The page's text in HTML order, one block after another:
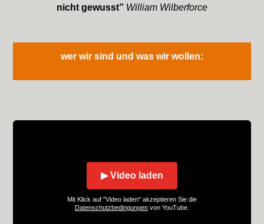
nicht gewusst” William Wilberforce
wer wir sind und was wir wollen:
▶ Video laden
Mit Klick auf "Video laden" akzeptieren Sie die
Datenschutzbedingungen von YouTube.